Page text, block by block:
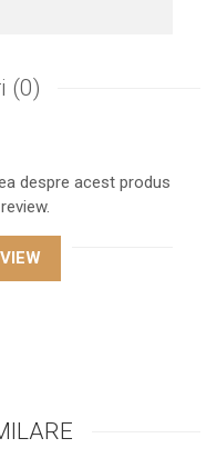
(0)
despre acest produs